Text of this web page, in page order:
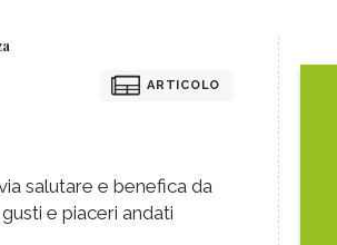
ARTICOLO
salutare e benefica da
e piaceri andati